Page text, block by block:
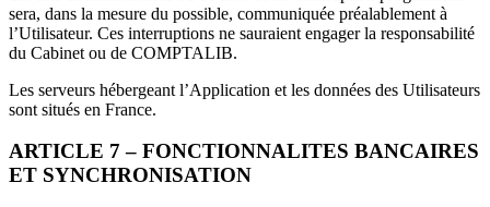
sera, dans la mesure du possible, communiquée préalablement à
l’Utilisateur. Ces interruptions ne sauraient engager la responsabilité
du Cabinet ou de COMPTALIB.
Les serveurs hébergeant l’Application et les données des Utilisateurs
sont situés en France.
ARTICLE 7 – FONCTIONNALITES BANCAIRES
ET SYNCHRONISATION